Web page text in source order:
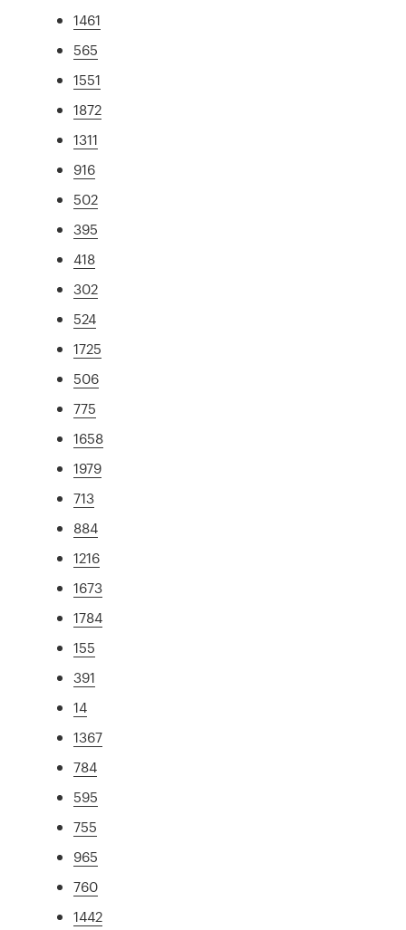
1461
565
1551
1872
1311
916
502
395
418
302
524
1725
506
775
1658
1979
713
884
1216
1673
1784
155
391
14
1367
784
595
755
965
760
1442